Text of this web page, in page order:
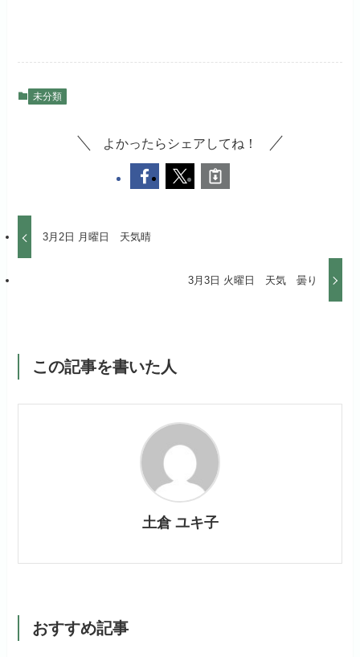
未分類
よかったらシェアしてね！
3月2日 月曜日 天気晴
3月3日 火曜日 天気 曇り
この記事を書いた人
土倉 ユキ子
おすすめ記事